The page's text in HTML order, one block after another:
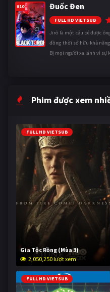
#10 Đuốc Đen
FULL HD VIETSUB
Jirô là một cậu bé được
đồng thời sở hữu khả
Bị mọi người xa lánh vì sự
Phim được xem
FULL HD VIETSUB
Gia Tộc Rồng (Mùa 3)
2,050,250 lượt xem
FULL HD VIETSUB